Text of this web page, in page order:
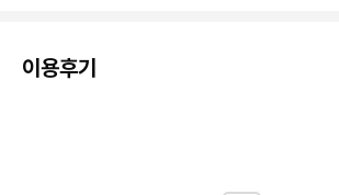
이용후기